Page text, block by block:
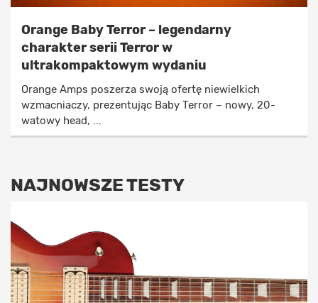
Orange Baby Terror – legendarny
charakter serii Terror w
ultrakompaktowym wydaniu
Orange Amps poszerza swoją ofertę niewielkich
wzmacniaczy, prezentując Baby Terror – nowy, 20-
watowy head, ...
NAJNOWSZE TESTY